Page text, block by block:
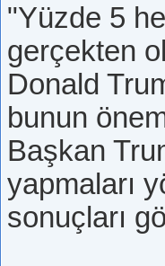
"Yüzde 5
gerçekten
Donald
bunun
Başkan
yapmaları
sonuçları